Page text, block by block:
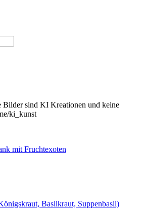
Bilder sind KI Kreationen und keine
ki_kunst
mit Fruchtexoten
Basilkraut, Suppenbasil)